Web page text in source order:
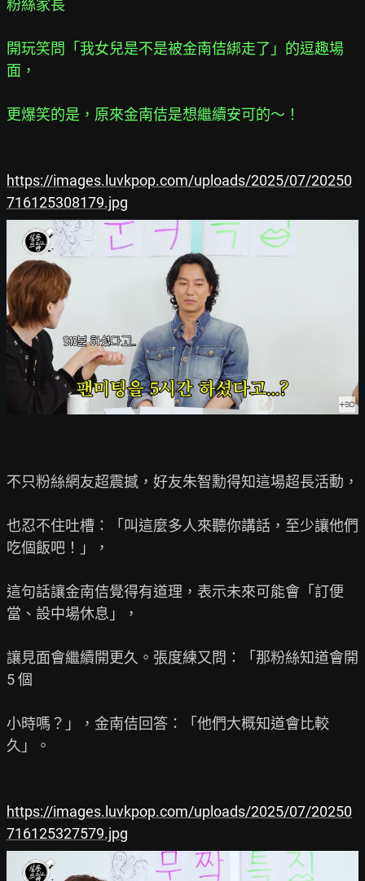
粉絲家長
開玩笑問「我女兒是不是被金南佶綁走了」的逗趣場
面，
更爆笑的是，原來金南佶是想繼續安可的～！
https://images.luvkpop.com/uploads/2025/07/20250
716125308179.jpg
不只粉絲網友超震撼，好友朱智勳得知這場超長活動，
也忍不住吐槽：「叫這麼多人來聽你講話，至少讓他們
吃個飯吧！」，
這句話讓金南佶覺得有道理，表示未來可能會「訂便
當、設中場休息」，
讓見面會繼續開更久。張度練又問：「那粉絲知道會開
5 個
小時嗎？」，金南佶回答：「他們大概知道會比較
久」。
https://images.luvkpop.com/uploads/2025/07/20250
716125327579.jpg